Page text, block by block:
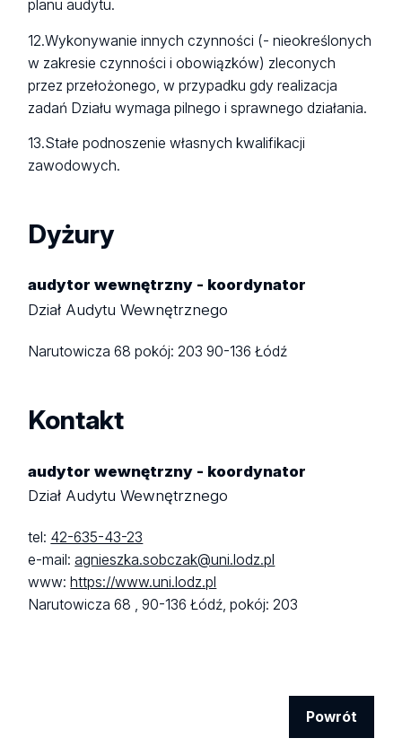
planu audytu.
12.Wykonywanie innych czynności (- nieokreślonych
w zakresie czynności i obowiązków) zleconych
przez przełożonego, w przypadku gdy realizacja
zadań Działu wymaga pilnego i sprawnego działania.
13.Stałe podnoszenie własnych kwalifikacji
zawodowych.
Dyżury
audytor wewnętrzny - koordynator
Dział Audytu Wewnętrznego
Narutowicza 68pokój: 20390-136 Łódź
Kontakt
audytor wewnętrzny - koordynator
Dział Audytu Wewnętrznego
tel: 42-635-43-23
e-mail:agnieszka.sobczak@uni.lodz.pl
www: https://www.uni.lodz.pl
Narutowicza 68 ,90-136 Łódź,pokój: 203
Powrót